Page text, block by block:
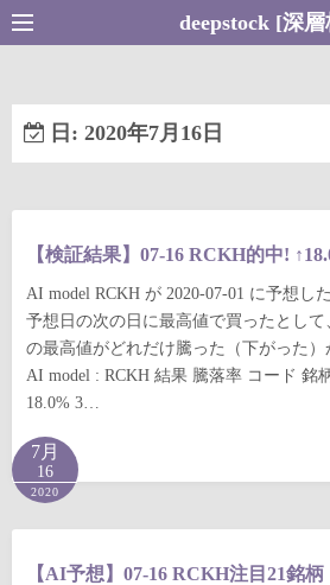
コ
ン
ン
へ
deepstock [深
日: 2020年7月16日
【検証結果】07-16 RCKH的中!
AI model RCKH が 2020-07-01 に予想し
予想日の次の日に最高値で買ったとして
の最高値がどれだけ騰った（下がった
AI model : RCKH 結果 騰落率 コード
18.0% 3…
7月
16
2020
【AI予想】07-16 RCKH注目21銘柄